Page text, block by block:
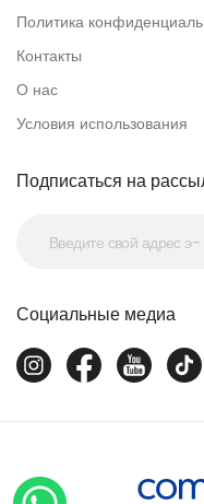
Политика
Контакты
О нас
Условия использования
Подписаться на
Социальные медиа